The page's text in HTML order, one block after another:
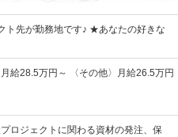
ト先が勤務地です♪ ★あなたの好きな
給28.5万円～ 〈その他〉月給26.5万円
ロジェクトに関わる資材の発注、保